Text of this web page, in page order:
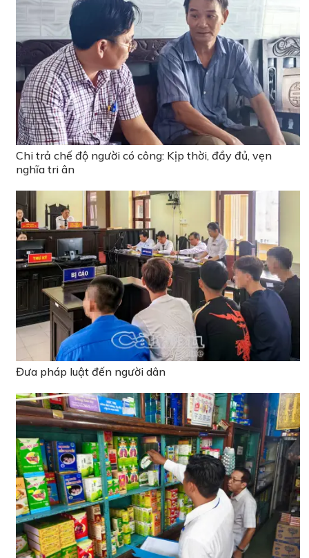
Chi trả chế độ người có công: Kịp thời, đầy đủ, vẹn
nghĩa tri ân
Đưa pháp luật đến người dân